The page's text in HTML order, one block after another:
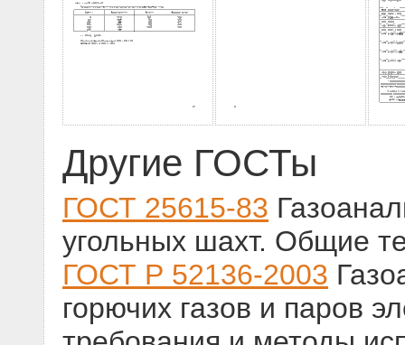
Другие ГОСТы
ГОСТ 25615-83
угольных шахт. Общие
ГОСТ Р 52136-2003
горючих газов и паров